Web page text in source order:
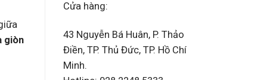
Cửa hàng:
43 Nguyễn Bá Huân, P. Thảo
Điền, TP. Thủ Đức, TP. Hồ Chí
Minh.
giòn